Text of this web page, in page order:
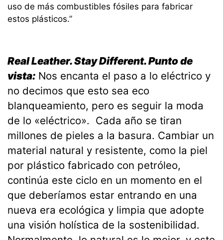
uso de más combustibles fósiles para fabricar
estos plásticos.”
Real Leather. Stay Different. Punto de
vista: Nos encanta el paso a lo eléctrico y
no decimos que esto sea eco
blanqueamiento, pero es seguir la moda
de lo «eléctrico». Cada año se tiran
millones de pieles a la basura. Cambiar un
material natural y resistente, como la piel
por plástico fabricado con petróleo,
continúa este ciclo en un momento en el
que deberíamos estar entrando en una
nueva era ecológica y limpia que adopte
una visión holística de la sostenibilidad.